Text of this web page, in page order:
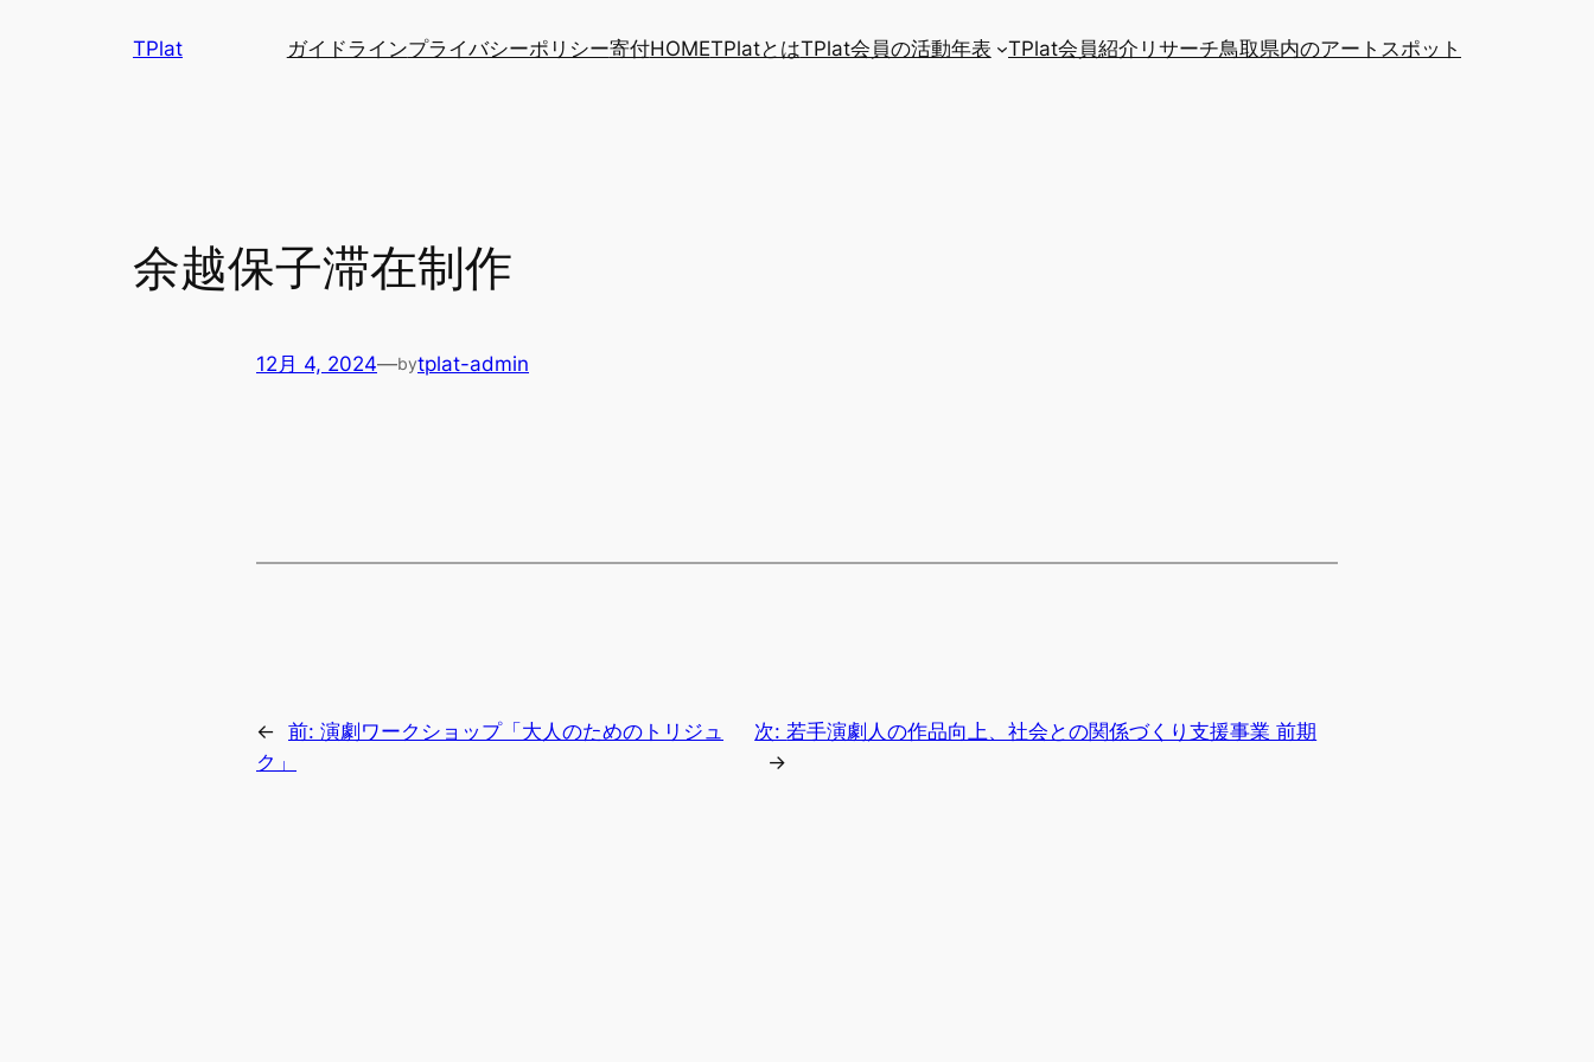
TPlat ガイドラインプライバシーポリシー寄付HOMETPlatとはTPlat会員の活動年表 TPlat会員紹介 リサーチ鳥取県内のアートスポット
余越保子滞在制作
12月 4, 2024—bytplat-admin
← 前: 演劇ワークショップ「大人のためのトリジュ
ク」
次: 若手演劇人の作品向上、社会との関係づくり支援事業 前期
→